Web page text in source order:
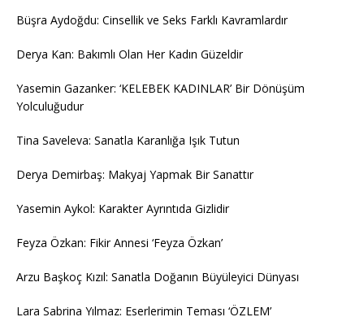
Büşra Aydoğdu: Cinsellik ve Seks Farklı Kavramlardır
Derya Kan: Bakımlı Olan Her Kadın Güzeldir
Yasemin Gazanker: ‘KELEBEK KADINLAR’ Bir Dönüşüm
Yolculuğudur
Tina Saveleva: Sanatla Karanlığa Işık Tutun
Derya Demirbaş: Makyaj Yapmak Bir Sanattır
Yasemin Aykol: Karakter Ayrıntıda Gizlidir
Feyza Özkan: Fikir Annesi ‘Feyza Özkan’
Arzu Başkoç Kızıl: Sanatla Doğanın Büyüleyici Dünyası
Lara Sabrina Yılmaz: Eserlerimin Teması ‘ÖZLEM’